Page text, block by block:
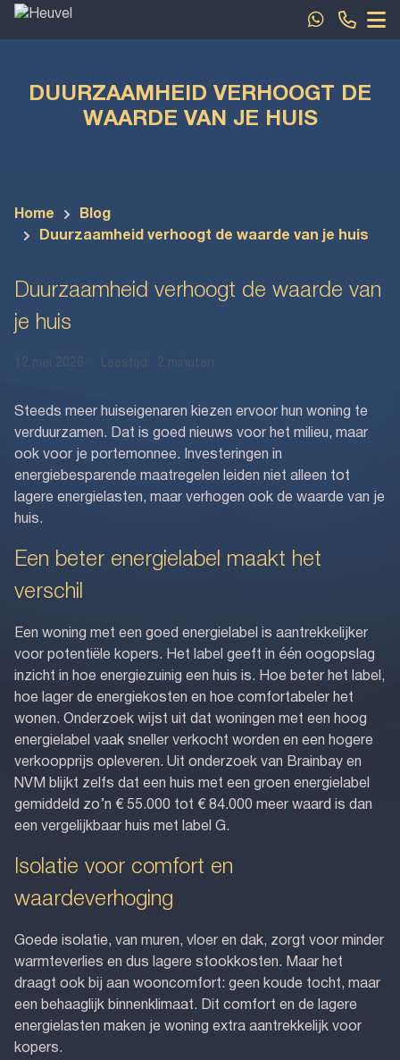
Spring naar inhoud
DUURZAAMHEID VERHOOGT DE
WAARDE VAN JE HUIS
Home
Blog
Duurzaamheid verhoogt de waarde van je huis
Duurzaamheid verhoogt de waarde van
je huis
12 mei 2026 · Leestijd: 2 minuten
Steeds meer huiseigenaren kiezen ervoor hun woning te
verduurzamen. Dat is goed nieuws voor het milieu, maar
ook voor je portemonnee. Investeringen in
energiebesparende maatregelen leiden niet alleen tot
lagere energielasten, maar verhogen ook de waarde van je
huis.
Een beter energielabel maakt het
verschil
Een woning met een goed energielabel is aantrekkelijker
voor potentiële kopers. Het label geeft in één oogopslag
inzicht in hoe energiezuinig een huis is. Hoe beter het label,
hoe lager de energiekosten en hoe comfortabeler het
wonen. Onderzoek wijst uit dat woningen met een hoog
energielabel vaak sneller verkocht worden en een hogere
verkoopprijs opleveren. Uit onderzoek van Brainbay en
NVM blijkt zelfs dat een huis met een groen energielabel
gemiddeld zo’n € 55.000 tot € 84.000 meer waard is dan
een vergelijkbaar huis met label G.
Isolatie voor comfort en
waardeverhoging
Goede isolatie, van muren, vloer en dak, zorgt voor minder
warmteverlies en dus lagere stookkosten. Maar het
draagt ook bij aan wooncomfort: geen koude tocht, maar
een behaaglijk binnenklimaat. Dit comfort en de lagere
energielasten maken je woning extra aantrekkelijk voor
kopers.